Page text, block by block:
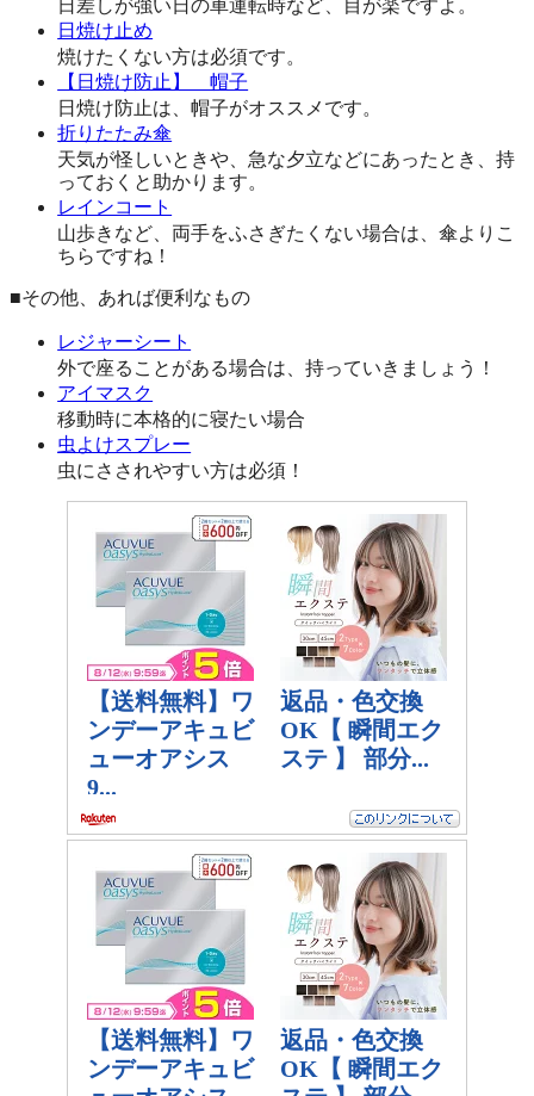
日差しが強い日の車運転時など、目が楽ですよ。
日焼け止め
焼けたくない方は必須です。
【日焼け防止】 帽子
日焼け防止は、帽子がオススメです。
折りたたみ傘
天気が怪しいときや、急な夕立などにあったとき、持
っておくと助かります。
レインコート
山歩きなど、両手をふさぎたくない場合は、傘よりこ
ちらですね！
■その他、あれば便利なもの
レジャーシート
外で座ることがある場合は、持っていきましょう！
アイマスク
移動時に本格的に寝たい場合
虫よけスプレー
虫にさされやすい方は必須！